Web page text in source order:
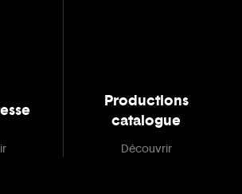
Productions
catalogue
Découvrir